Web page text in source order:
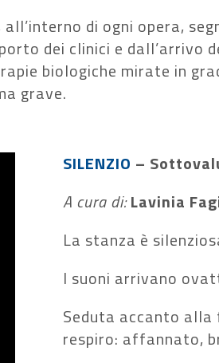
di ogni opera,
dei clinici e dall’arrivo
biologiche mirate in
grave.
SILENZIO –
A cura di:Lavinia
La stanza è
I suoni arrivano
Seduta accanto
respiro: affannato,